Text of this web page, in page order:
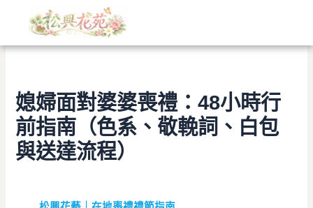
類
媳婦面對婆婆喪禮：48小時行
前指南（色系、敬輓詞、白包
與送達流程）